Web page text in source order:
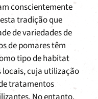
conscientemente
tradição que
de variedades de
de pomares têm
tipo de habitat
cuja utilização
tratamentos